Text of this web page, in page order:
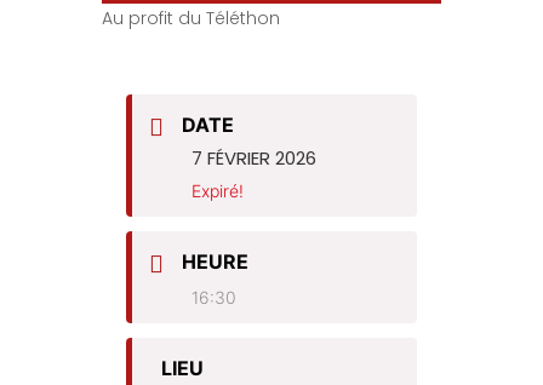
Au profit du Téléthon
DATE
7 FÉVRIER 2026
Expiré!
HEURE
16:30
LIEU